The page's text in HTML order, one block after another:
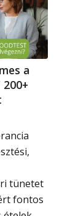
a
200+
tünetet
fontos